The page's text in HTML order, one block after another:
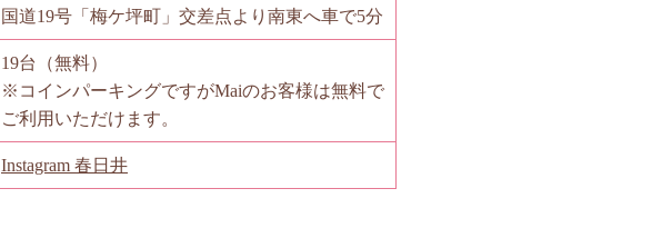
国道19号「梅ケ坪町」交差点より南東へ車で5分
19台（無料）
※コインパーキングですがMaiのお客様は無料で
ご利用いただけます。
Instagram 春日井